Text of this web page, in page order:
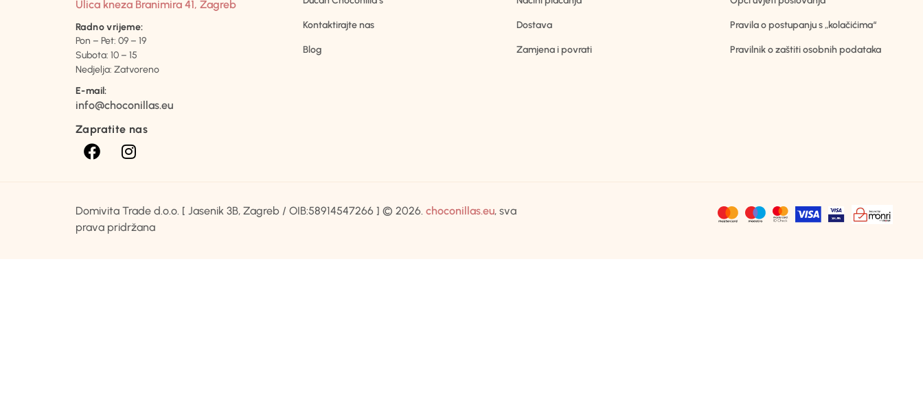
Ulica kneza Branimira 41, Zagreb
Radno vrijeme:
Pon – Pet: 09 – 19
Subota: 10 – 15
Nedjelja: Zatvoreno
E-mail:
info@choconillas.eu
Zapratite nas
Kontaktirajte nas
Blog
Dostava
Zamjena i povrati
Pravila o postupanju s „kolačićima“
Pravilnik o zaštiti osobnih podataka
Domivita Trade d.o.o. [ Jasenik 3B, Zagreb / OIB:58914547266 ] © 2026. choconillas.eu, sva
prava pridržana